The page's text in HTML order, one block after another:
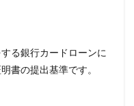
る銀行カードローンに
書の提出基準です。